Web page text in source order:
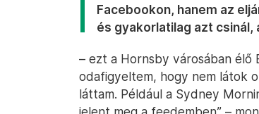
Facebookon, hanem az
és gyakorlatilag azt csinál,
– ezt a Hornsby városában élő
odafigyeltem, hogy nem látok
láttam. Például a Sydney